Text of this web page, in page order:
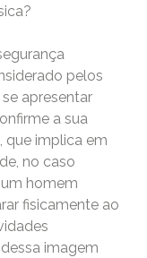
pelos
apresentar
a sua
que implica em
no caso
homem
fisicamente ao
imagem